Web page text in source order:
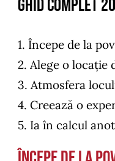
Ghid complet
1. Începe de la
2. Alege o locație
3. Atmosfera
4. Creează o
5. Ia în calcul